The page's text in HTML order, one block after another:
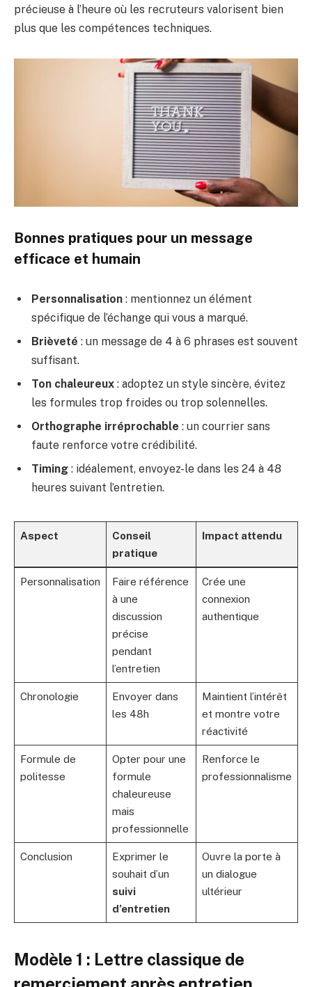
précieuse à l’heure où les recruteurs valorisent bien
plus que les compétences techniques.
Bonnes pratiques pour un message
efficace et humain
Personnalisation : mentionnez un élément
spécifique de l’échange qui vous a marqué.
Brièveté : un message de 4 à 6 phrases est souvent
suffisant.
Ton chaleureux : adoptez un style sincère, évitez
les formules trop froides ou trop solennelles.
Orthographe irréprochable : un courrier sans
faute renforce votre crédibilité.
Timing : idéalement, envoyez-le dans les 24 à 48
heures suivant l’entretien.
Aspect
Conseil
pratique
Impact attendu
Personnalisation
Faire référence
à une
discussion
précise
pendant
l’entretien
Crée une
connexion
authentique
Chronologie
Envoyer dans
les 48h
Maintient l’intérêt
et montre votre
réactivité
Formule de
politesse
Opter pour une
formule
chaleureuse
mais
professionnelle
Renforce le
professionnalisme
Conclusion
Exprimer le
souhait d’un
suivi
d’entretien
Ouvre la porte à
un dialogue
ultérieur
Modèle 1 : Lettre classique de